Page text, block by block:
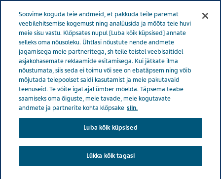
EESTI
Estonia Tooted Tootekataloog
Tootekataloog
Vaata nimekirja kõigist Eestis turustatavatest
käsimüügitoodetest.
Soovime koguda teie andmeid, et pakkuda teile paremat
veebilehitsemise kogemust ning analüüsida ja mõõta teie huvi
meie sisu vastu. Klõpsates nupul [Luba kõik küpsised] annate
selleks oma nõusoleku. Ühtlasi nõustute nende andmete
jagamisega meie partneritega, sh teile teistel veebisaitidel
asjakohasemate reklaamide esitamisega. Kui jätkate ilma
nõustumata, siis seda ei toimu või see on ebatäpsem ning võib
mõjutada teiepoolset saidi kasutamist ja meie pakutavaid
teenuseid. Te võite igal ajal ümber mõelda. Täpsema teabe
saamiseks oma õiguste, meie tavade, meie kogutavate
andmete ja partnerite kohta klõpsake siin.
Luba kõik küpsised
Lükka kõik tagasi